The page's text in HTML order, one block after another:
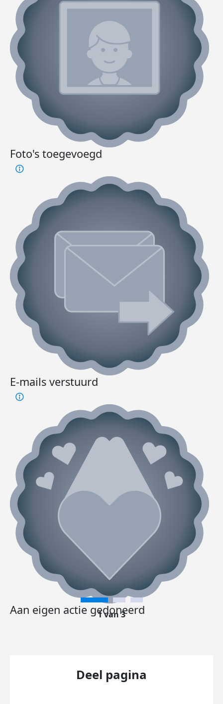
Foto's toegevoegd
E-mails verstuurd
Aan eigen actie gedoneerd
1 van 3
Deel pagina